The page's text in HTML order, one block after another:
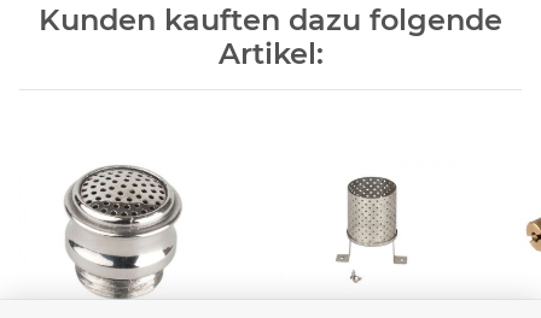
Kunden kauften dazu folgende
Artikel: